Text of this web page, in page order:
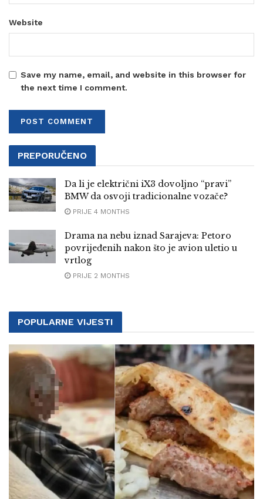
Website
Save my name, email, and website in this browser for
the next time I comment.
PREPORUČENO
Da li je električni iX3 dovoljno “pravi”
BMW da osvoji tradicionalne vozače?
PRIJE 4 MONTHS
Drama na nebu iznad Sarajeva: Petoro
povrijeđenih nakon što je avion uletio u
vrtlog
PRIJE 2 MONTHS
POPULARNE VIJESTI